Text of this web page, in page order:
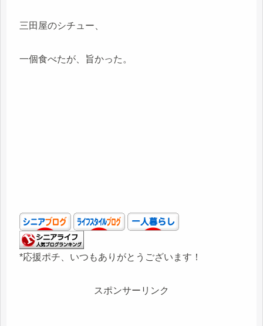
三田屋のシチュー、
一個食べたが、旨かった。
*応援ポチ、いつもありがとうございます！
スポンサーリンク